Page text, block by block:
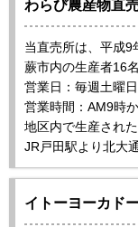
わらび農産物直
当直売所は、平成9
蕨市内の生産者16
営業日：毎週土曜日
営業時間：AM9時
地区内で生産され
JR戸田駅より北大
イトーヨーカド